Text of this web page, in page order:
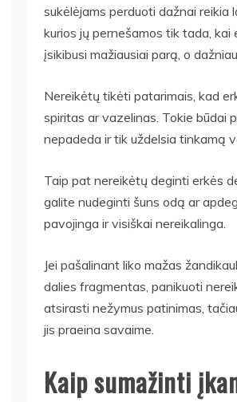
sukėlėjams perduoti dažnai reikia
kurios jų pernešamos tik tada, kai
įsikibusi mažiausiai parą, o
Nereikėtų tikėti patarimais, kad
spiritas ar vazelinas. Tokie būdai
nepadeda ir tik uždelsia tinkamą
Taip pat nereikėtų deginti erkės
galite nudeginti šuns odą ar
pavojinga ir visiškai nereikalinga.
Jei pašalinant liko mažas
dalies fragmentas, panikuoti
atsirasti nežymus patinimas,
jis praeina savaime.
Kaip sumažinti